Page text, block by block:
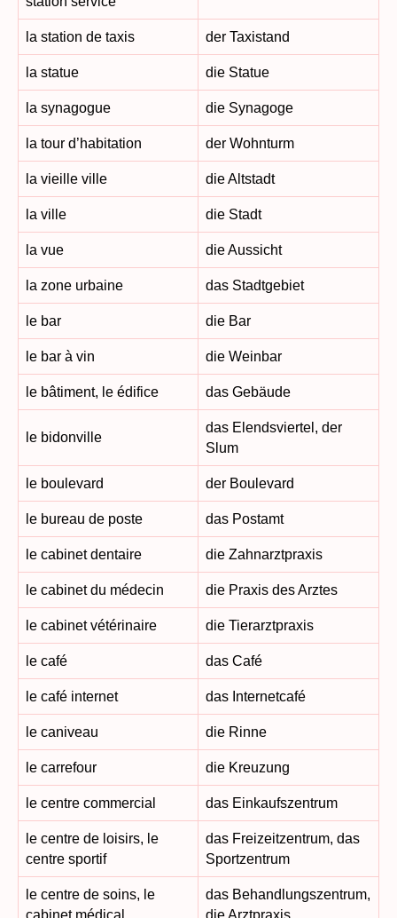
la station de taxis der Taxistand
la statue die Statue
la synagogue die Synagoge
la tour d’habitation der Wohnturm
la vieille ville die Altstadt
la ville die Stadt
la vue die Aussicht
la zone urbaine das Stadtgebiet
le bar die Bar
le bar à vin die Weinbar
le bâtiment, le édifice das Gebäude
le bidonville
das Elendsviertel, der
Slum
le boulevard der Boulevard
le bureau de poste das Postamt
le cabinet dentaire die Zahnarztpraxis
le cabinet du médecin die Praxis des Arztes
le cabinet vétérinaire die Tierarztpraxis
le café das Café
le café internet das Internetcafé
le caniveau die Rinne
le carrefour die Kreuzung
le centre commercial das Einkaufszentrum
le centre de loisirs, le
centre sportif
das Freizeitzentrum, das
Sportzentrum
le centre de soins, le
das Behandlungszentrum,